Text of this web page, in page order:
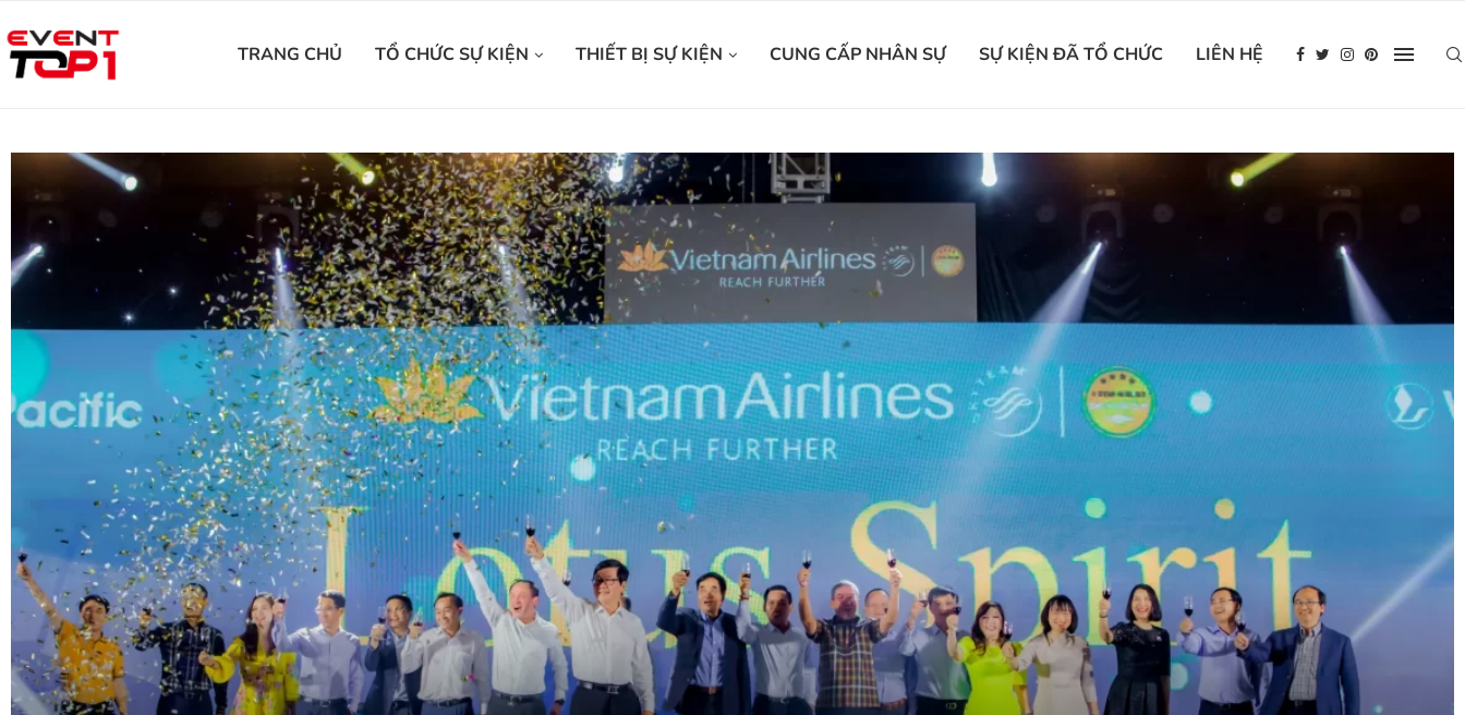
TRANG CHỦ TỔ CHỨC SỰ KIỆN THIẾT BỊ SỰ KIỆN CUNG CẤP NHÂN SỰ SỰ KIỆN ĐÃ TỔ CHỨC LIÊN HỆ